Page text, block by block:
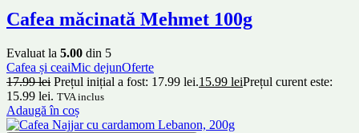
Cafea măcinată Mehmet 100g
Evaluat la 5.00 din 5
Cafea și ceaiMic dejunOferte
17.99lei Prețul inițial a fost: 17.99 lei.15.99 leiPrețul curent este:
15.99 lei. TVA inclus
Adaugă în coș